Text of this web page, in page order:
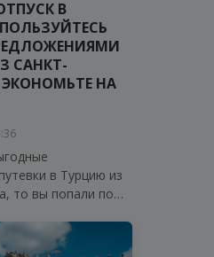
В
САНКТ-
ЭКОНОМЬТЕ НА
в Турцию из
то вы попали по
партнеров,
обширный выбор